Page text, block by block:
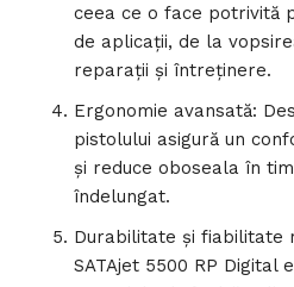
ceea ce o face potrivită
de aplicații, de la
reparații și întreținere.
Ergonomie avansată:
pistolului asigură un
și reduce oboseala în
îndelungat.
Durabilitate și fiabilitate
SATAjet 5500 RP Digital